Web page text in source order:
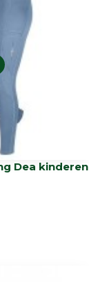
Dea kinderen